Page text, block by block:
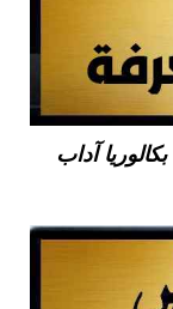
آداب